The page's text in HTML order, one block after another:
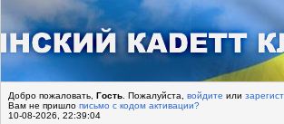
Добро пожаловать, Гость . Пожалуйста, войдите или
Вам не пришло письмо с кодом активации?
10-08-2026, 22:39:04